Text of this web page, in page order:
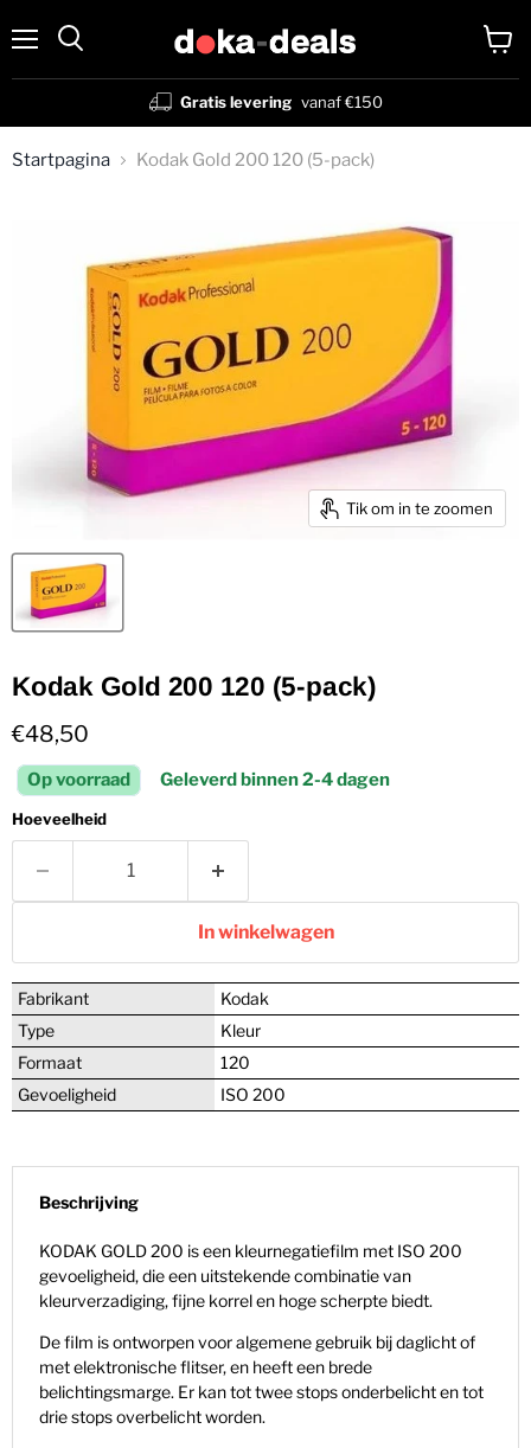
Gratis levering vanaf €150
Startpagina Kodak Gold 200 120 (5-pack)
Tik om in te zoomen
Kodak Gold 200 120 (5-pack)
Huidige prijs
€48,50
Op voorraad Geleverd binnen 2-4 dagen
Hoeveelheid
In winkelwagen
Fabrikant
Kodak
Type
Kleur
Formaat
120
Gevoeligheid
ISO 200
Beschrijving
KODAK GOLD 200 is een kleurnegatiefilm met ISO 200
gevoeligheid, die een uitstekende combinatie van
kleurverzadiging, fijne korrel en hoge scherpte biedt.
De film is ontworpen voor algemene gebruik bij daglicht of
met elektronische flitser, en heeft een brede
belichtingsmarge. Er kan tot twee stops onderbelicht en tot
drie stops overbelicht worden.